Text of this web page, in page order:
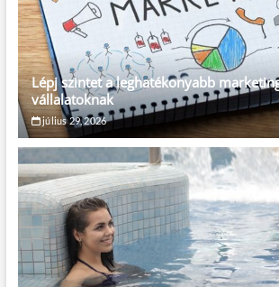
Lépj szintet a leghatékonyabb
vállalatoknak
július 29, 2026